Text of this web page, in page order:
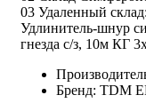
03 Удаленный склад:
Удлинитель-шнур
гнезда с/з, 10м КГ
Бренд: TDM